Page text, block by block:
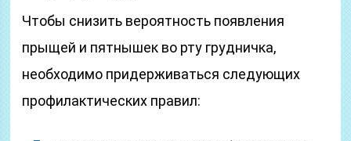
Чтобы снизить вероятность появления
прыщей и пятнышек во рту грудничка,
необходимо придерживаться следующих
профилактических правил: